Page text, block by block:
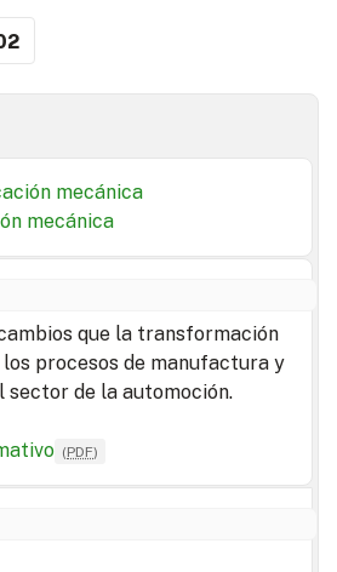
mecánica
mecánica
que la transformación
procesos de manufactura y
sector de la automoción.
(PDF)